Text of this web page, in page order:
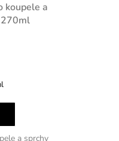
koupele a
270ml
a sprchy